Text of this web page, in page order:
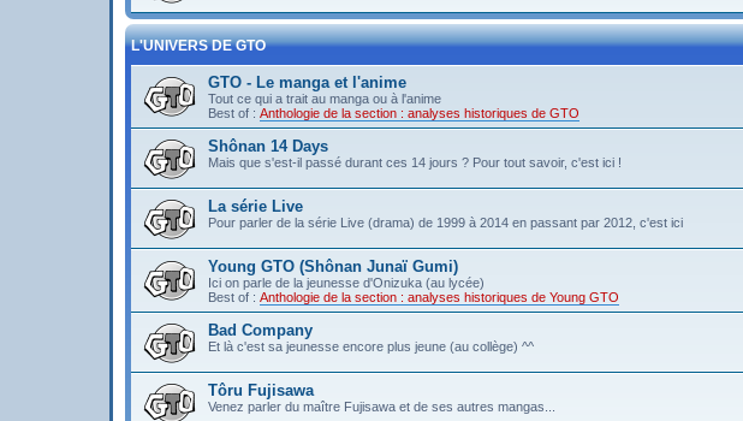
L'UNIVERS DE GTO
GTO - Le manga et l'anime
Tout ce qui a trait au manga ou à l'anime
Best of : Anthologie de la section : analyses historiques de GTO
Shônan 14 Days
Mais que s'est-il passé durant ces 14 jours ? Pour tout savoir, c'est ici !
La série Live
Pour parler de la série Live (drama) de 1999 à 2014 en passant par 2012, c'est ici
Young GTO (Shônan Junaï Gumi)
Ici on parle de la jeunesse d'Onizuka (au lycée)
Best of : Anthologie de la section : analyses historiques de Young GTO
Bad Company
Et là c'est sa jeunesse encore plus jeune (au collège) ^^
Tôru Fujisawa
Venez parler du maître Fujisawa et de ses autres mangas...